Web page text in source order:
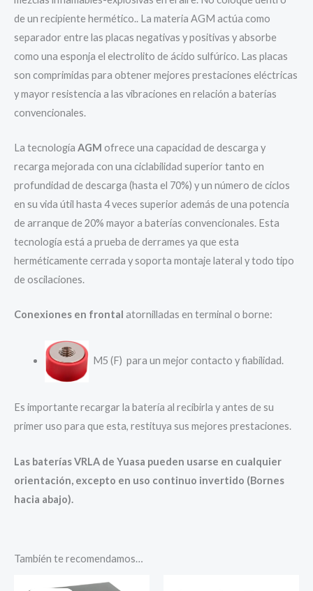
de un recipiente hermético.. La materia AGM actúa como
separador entre las placas negativas y positivas y absorbe
como una esponja el electrolito de ácido sulfúrico. Las placas
son comprimidas para obtener mejores prestaciones eléctricas
y mayor resistencia a las vibraciones en relación a baterías
convencionales.
La tecnología AGM ofrece una capacidad de descarga y
recarga mejorada con una ciclabilidad superior tanto en
profundidad de descarga (hasta el 70%) y un número de ciclos
en su vida útil hasta 4 veces superior además de una potencia
de arranque de 20% mayor a baterías convencionales. Esta
tecnología está a prueba de derrames ya que esta
herméticamente cerrada y soporta montaje lateral y todo tipo
de oscilaciones.
Conexiones en frontal atornilladas en terminal o borne:
M5 (F) para un mejor contacto y fiabilidad.
Es importante recargar la batería al recibirla y antes de su
primer uso para que esta, restituya sus mejores prestaciones.
Las baterías VRLA de Yuasa pueden usarse en cualquier
orientación, excepto en uso continuo invertido (Bornes
hacia abajo).
También te recomendamos…